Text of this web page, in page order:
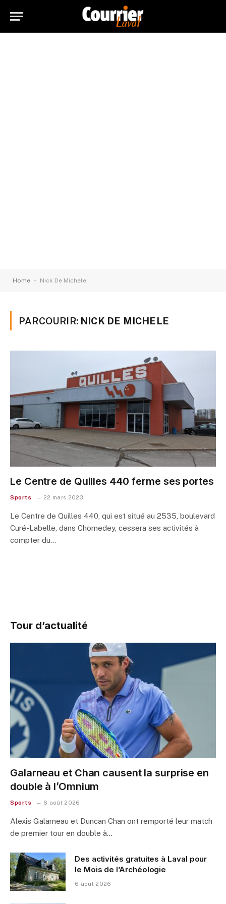
Home - Nick De Michele
PARCOURIR: NICK DE MICHELE
Le Centre de Quilles 440 ferme ses portes
Sports 22 mars 2023
Le Centre de Quilles 440, qui est situé au 2535, boulevard
Curé-Labelle, dans Chomedey, cessera ses activités à
compter du…
Tour d’actualité
Galarneau et Chan causent la surprise en
double à l’Omnium
Sports 6 août 2026
Alexis Galarneau et Duncan Chan ont remporté leur match
de premier tour en double à…
Des activités gratuites à Laval pour
le Mois de l’Archéologie
6 août 2026